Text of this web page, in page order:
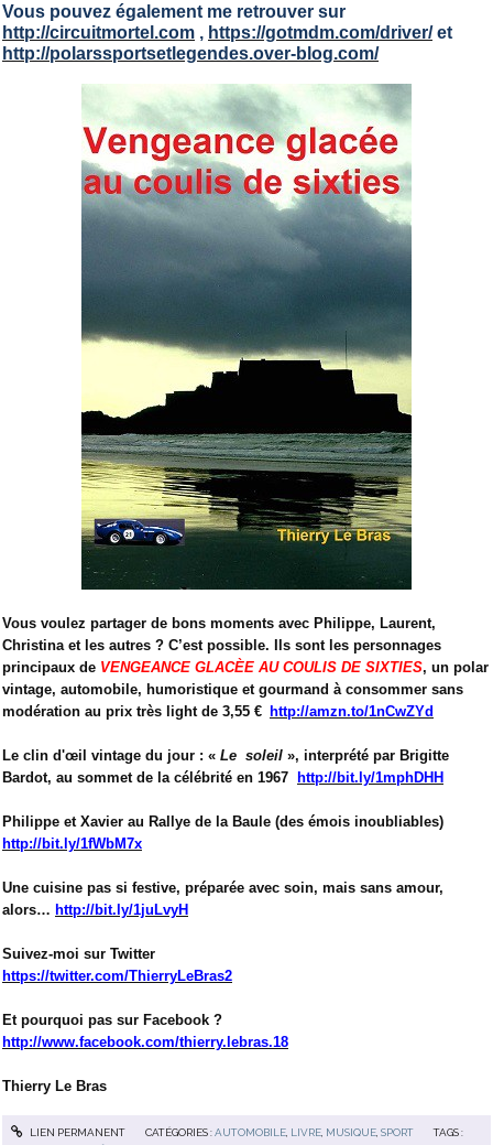
Vous pouvez également me retrouver sur
http://circuitmortel.com , https://gotmdm.com/driver/et
http://polarssportsetlegendes.over-blog.com/
Vous voulez partager de bons moments avec Philippe, Laurent,
Christina et les autres ? C’est possible. Ils sont les personnages
principaux de VENGEANCE GLACÈE AU COULIS DE SIXTIES, un polar
vintage, automobile, humoristique et gourmand à consommer sans
modération au prix très light de 3,55 € http://amzn.to/1nCwZYd
Le clin d'œil vintage du jour : « Le soleil », interprété par Brigitte
Bardot, au sommet de la célébrité en 1967 http://bit.ly/1mphDHH
Philippe et Xavier au Rallye de la Baule (des émois inoubliables)
http://bit.ly/1fWbM7x
Une cuisine pas si festive, préparée avec soin, mais sans amour,
alors… http://bit.ly/1juLvyH
Suivez-moi sur Twitter
https://twitter.com/ThierryLeBras2
Et pourquoi pas sur Facebook ?
http://www.facebook.com/thierry.lebras.18
Thierry Le Bras
LIEN PERMANENT CATÉGORIES :AUTOMOBILE, LIVRE, MUSIQUE, SPORT
TAGS :